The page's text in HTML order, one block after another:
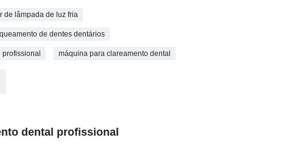
de lâmpada de luz fria
de dentes dentários
máquina para clareamento dental
dental profissional